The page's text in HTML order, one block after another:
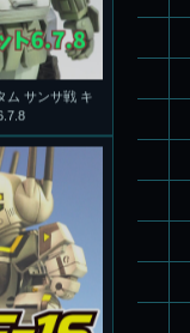
ム サンサ戦 キ
1S